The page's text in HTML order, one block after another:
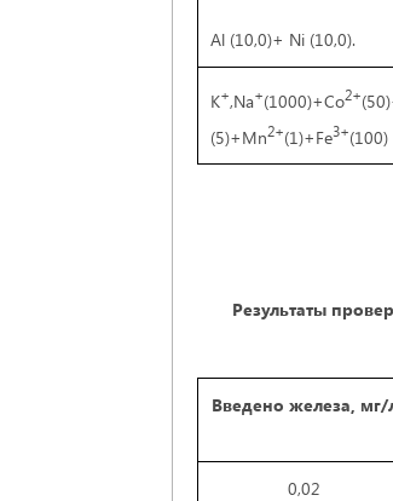
Al (10,0)+ Ni (10,0).
K+,Na+(1000)+Co2+
(5)+Mn2+(1)+Fe3+(100)
Результаты
Введено железа, мг/
0,02